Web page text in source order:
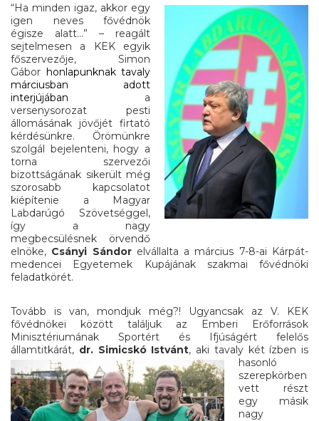
“Ha minden igaz, akkor egy
igen neves fővédnök
égisze alatt…” – reagált
sejtelmesen a KEK egyik
főszervezője, Simon
Gábor honlapunknak tavaly
márciusban adott
interjújában a
versenysorozat pesti
állomásának jövőjét firtató
kérdésünkre. Örömünkre
szolgál bejelenteni, hogy a
torna szervezői
bizottságának sikerült még
szorosabb kapcsolatot
kiépítenie a Magyar
Labdarúgó Szövetséggel,
így a nagy
megbecsülésnek örvendő
elnöke, Csányi Sándorelvállalta a március 7-8-ai Kárpát-
medencei Egyetemek Kupájának szakmai fővédnöki
feladatkörét.
Tovább is van, mondjuk még?! Ugyancsak az V. KEK
fővédnökei között találjuk az Emberi Erőforrások
Minisztériumának Sportért és Ifjúságért felelős
államtitkárát, dr. Simicskó Istvánt, aki tavaly két ízben is
hasonló
szerepkörben
vett részt
egy másik
nagy